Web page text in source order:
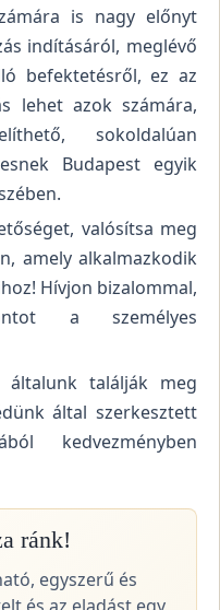
is nagy előnyt
indításáról, meglévő
befektetésről, ez az
lehet azok számára,
sokoldalúan
Budapest egyik
valósítsa meg
amely alkalmazkodik
Hívjon bizalommal,
a személyes
általunk találják meg
által szerkesztett
kedvezményben
ránk!
egyszerű és